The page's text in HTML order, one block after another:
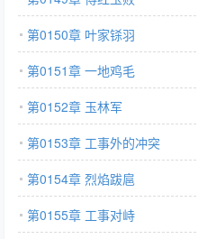
第0150章 叶家铩羽
第0151章 一地鸡毛
第0152章 玉林军
第0153章 工事外的冲突
第0154章 烈焰跋扈
第0155章 工事对峙